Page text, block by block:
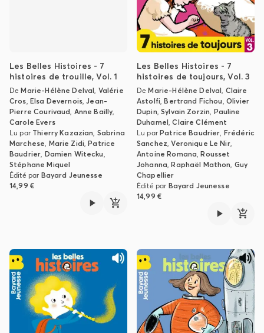
Les Belles Histoires - 7
histoires de trouille, Vol. 1
DeMarie-Hélène Delval, Valérie
Cros, Elsa Devernois,Jean-
Pierre Courivaud, Anne Bailly,
Carole Evers
Lu par Thierry Kazazian, Sabrina
Marchese, Marie Zidi,Patrice
Baudrier, Damien Witecku,
Stéphane Miquel
Édité par Bayard Jeunesse
14,99 €
Les Belles Histoires - 7
histoires de toujours, Vol. 3
DeMarie-Hélène Delval, Claire
Astolfi,Bertrand Fichou, Olivier
Dupin,Sylvain Zorzin, Pauline
Duhamel,Claire Clément
Lu parPatrice Baudrier, Frédéric
Sanchez,Veronique Le Nir,
Antoine Romana,Rousset
Johanna,Raphaël Mathon, Guy
Chapellier
Édité par Bayard Jeunesse
14,99 €